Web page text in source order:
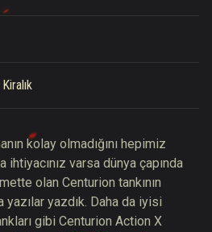
kolay olmadığını hepimiz
varsa dünya çapında
olan Centurion tankının
yazılar yazdık. Daha da iyisi
gibi Centurion Action X